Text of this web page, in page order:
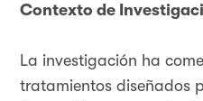
Contexto de
La investigación ha
tratamientos diseñados